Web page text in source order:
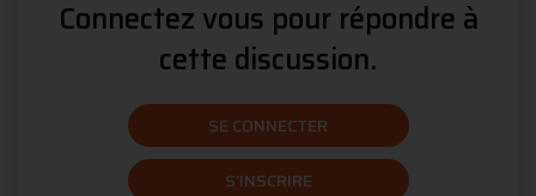
Connectez vous pour répondre à
cette discussion.
SE CONNECTER
S'INSCRIRE